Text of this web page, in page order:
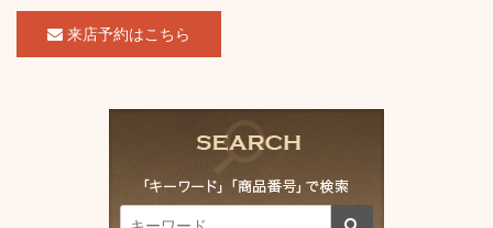
来店予約はこちら